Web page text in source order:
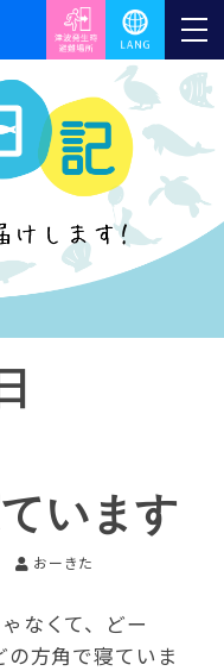
います
おーきた
なくて、どー
方角で寝ていま